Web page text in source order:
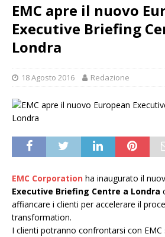
EMC apre il nuovo
Executive Briefing
Londra
18 Agosto 2016 Redazione
EMC Corporation ha inaugurato il
Executive Briefing Centre a Londra
affiancare i clienti per accelerare il
transformation.
I clienti potranno confrontarsi con EMC